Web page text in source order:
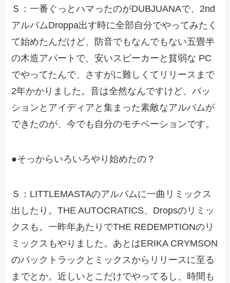
Ｓ：一番ぐっとハマったのがDUBJUANAで、2nd
アルバムDroppa出す時に全部自分でやってみたく
て始めたんだけど、防音でもなんでもない五畳半
の木造アパートで、安いスピーカーと貧弱な PC
でやってたんで、さすがに難しくてリリースまで
2年かかりました。音は全然なんですけど、パッ
ションとアイディアと集まった素敵なアルバムが
できたのが、今でも自分のモチベーションです。
●そっからいろいろやり始めたの？
Ｓ：LITTLEMASTAのアルバムに一曲リミックス
出したり。THE AUTOCRATICS、Dropsのリミッ
クスも。一昨年あたりでTHE REDEMPTIONのリ
ミックスもやりました。あとはERIKA CRYMSON
のバックトラックとミックスからリリースに至る
までとか。近しいとこだけでやってるし、時間も